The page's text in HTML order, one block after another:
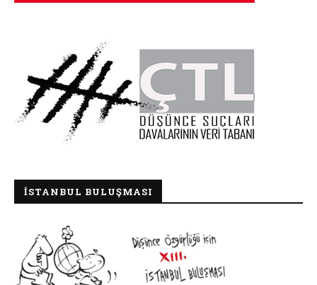
İSTANBUL BULUŞMASI